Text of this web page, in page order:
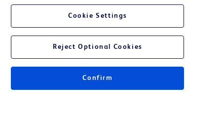
Accessibilité du site Web
© 2026 BD. Tous droits réservés. BD et le logo de BD sont des marques
Cookie Settings
Reject Optional Cookies
Confirm